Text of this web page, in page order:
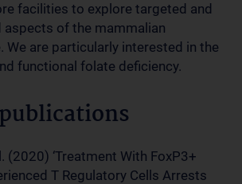
facilities to explore targeted and
aspects of the mammalian
We are particularly interested in the
functional folate deficiency.
(2020) ‘Treatment With FoxP3+
T Regulatory Cells Arrests